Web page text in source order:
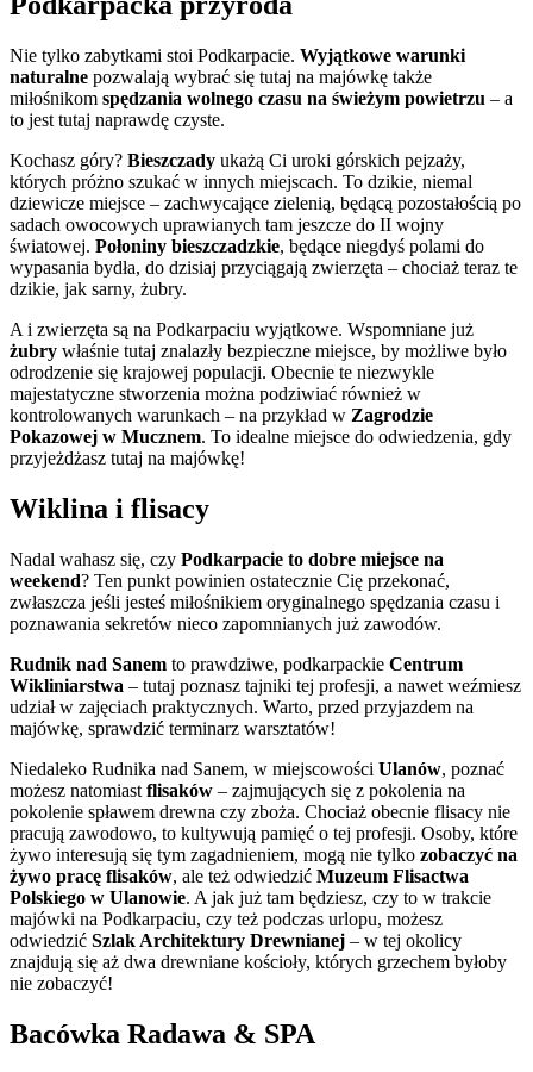
Nie tylko zabytkami stoi Podkarpacie. Wyjątkowe warunki
naturalne pozwalają wybrać się tutaj na majówkę także
miłośnikom spędzania wolnego czasu na świeżym powietrzu – a
to jest tutaj naprawdę czyste.
Kochasz góry? Bieszczady ukażą Ci uroki górskich pejzaży,
których próżno szukać w innych miejscach. To dzikie, niemal
dziewicze miejsce – zachwycające zielenią, będącą pozostałością po
sadach owocowych uprawianych tam jeszcze do II wojny
światowej. Połoniny bieszczadzkie, będące niegdyś polami do
wypasania bydła, do dzisiaj przyciągają zwierzęta – chociaż teraz te
dzikie, jak sarny, żubry.
A i zwierzęta są na Podkarpaciu wyjątkowe. Wspomniane już
żubry właśnie tutaj znalazły bezpieczne miejsce, by możliwe było
odrodzenie się krajowej populacji. Obecnie te niezwykle
majestatyczne stworzenia można podziwiać również w
kontrolowanych warunkach – na przykład w Zagrodzie
Pokazowej w Mucznem. To idealne miejsce do odwiedzenia, gdy
przyjeżdżasz tutaj na majówkę!
Wiklina i flisacy
Nadal wahasz się, czy Podkarpacie to dobre miejsce na
weekend? Ten punkt powinien ostatecznie Cię przekonać,
zwłaszcza jeśli jesteś miłośnikiem oryginalnego spędzania czasu i
poznawania sekretów nieco zapomnianych już zawodów.
Rudnik nad Sanem to prawdziwe, podkarpackie Centrum
Wikliniarstwa – tutaj poznasz tajniki tej profesji, a nawet weźmiesz
udział w zajęciach praktycznych. Warto, przed przyjazdem na
majówkę, sprawdzić terminarz warsztatów!
Niedaleko Rudnika nad Sanem, w miejscowości Ulanów, poznać
możesz natomiast flisaków – zajmujących się z pokolenia na
pokolenie spławem drewna czy zboża. Chociaż obecnie flisacy nie
pracują zawodowo, to kultywują pamięć o tej profesji. Osoby, które
żywo interesują się tym zagadnieniem, mogą nie tylko zobaczyć na
żywo pracę flisaków, ale też odwiedzić Muzeum Flisactwa
Polskiego w Ulanowie. A jak już tam będziesz, czy to w trakcie
majówki na Podkarpaciu, czy też podczas urlopu, możesz
odwiedzić Szlak Architektury Drewnianej – w tej okolicy
znajdują się aż dwa drewniane kościoły, których grzechem byłoby
nie zobaczyć!
Bacówka Radawa & SPA